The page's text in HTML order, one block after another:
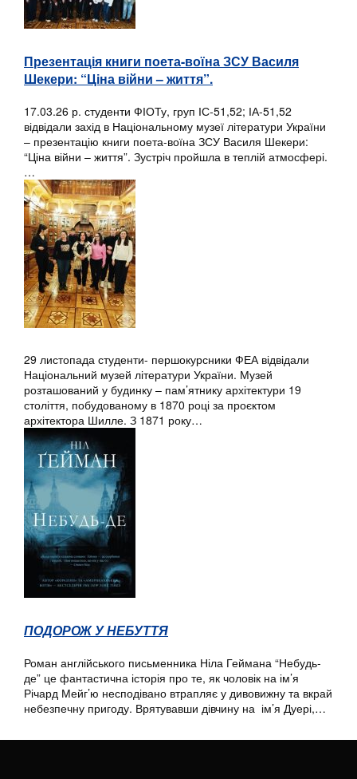
Презентація книги поета-воїна ЗСУ Василя
Шекери: “Ціна війни – життя”.
17.03.26 р. студенти ФІОТу, груп ІС-51,52; ІА-51,52
відвідали захід в Національному музеї літератури України
– презентацію книги поета-воїна ЗСУ Василя Шекери:
“Ціна війни – життя”. Зустріч пройшла в теплій атмосфері.
…
29 листопада студенти- першокурсники ФЕА відвідали
Національний музей літератури України. Музей
розташований у будинку – пам’ятнику архітектури 19
століття, побудованому в 1870 році за проєктом
архітектора Шилле. З 1871 року…
ПОДОРОЖ У НЕБУТТЯ
Роман англійського письменника Ніла Геймана “Небудь-
де” це фантастична історія про те, як чоловік на ім’я
Річард Мейг’ю несподівано втрапляє у дивовижну та вкрай
небезпечну пригоду. Врятувавши дівчину на ім’я Дуері,…